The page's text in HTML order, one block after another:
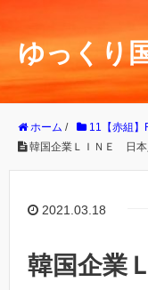
ゆっくり
ホーム / 11【赤組】
韓国企業ＬＩＮＥ 日本
2021.03.18
韓国企業